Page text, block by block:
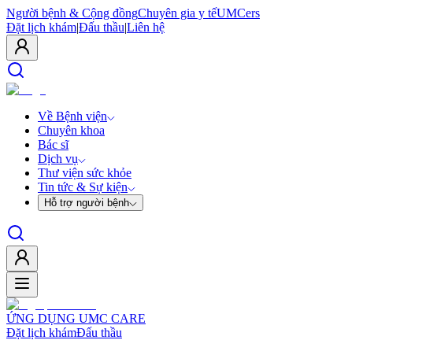
Người bệnh & Cộng đồngChuyên gia y tếUMCers
Đặt lịch khám|Đấu thầu|Liên hệ
Về Bệnh viện
Chuyên khoa
Bác sĩ
Dịch vụ
Thư viện sức khỏe
Tin tức & Sự kiện
Hỗ trợ người bệnh
ỨNG DỤNG UMC CARE
Đặt lịch khámĐấu thầu